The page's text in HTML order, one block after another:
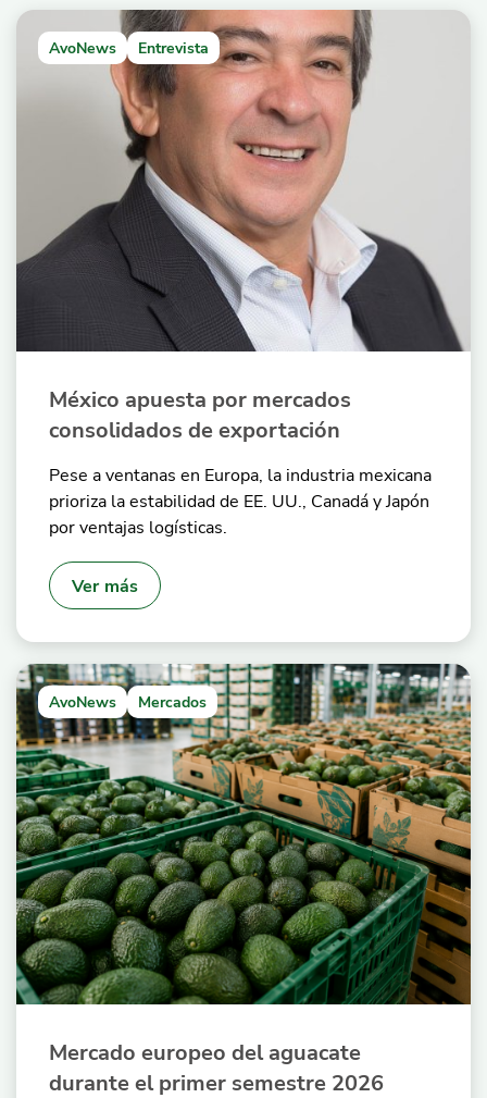
AvoNews Entrevista
México apuesta por mercados
consolidados de exportación
Pese a ventanas en Europa, la industria mexicana
prioriza la estabilidad de EE. UU., Canadá y Japón
por ventajas logísticas.
Ver más
AvoNews Mercados
Mercado europeo del aguacate
durante el primer semestre 2026